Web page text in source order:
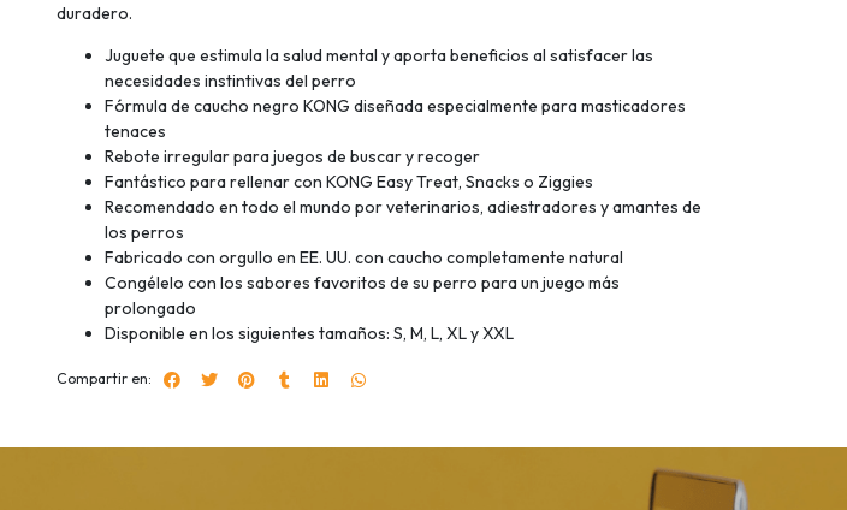
duradero.
Juguete que estimula la salud mental y aporta beneficios al satisfacer las
necesidades instintivas del perro
Fórmula de caucho negro KONG diseñada especialmente para masticadores
tenaces
Rebote irregular para juegos de buscar y recoger
Fantástico para rellenar con KONG Easy Treat, Snacks o Ziggies
Recomendado en todo el mundo por veterinarios, adiestradores y amantes de
los perros
Fabricado con orgullo en EE. UU. con caucho completamente natural
Congélelo con los sabores favoritos de su perro para un juego más
prolongado
Disponible en los siguientes tamaños: S, M, L, XL y XXL
Compartir en: